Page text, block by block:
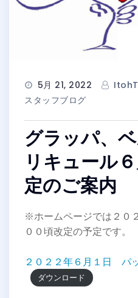
5月 21, 2022
スタッフブログ
グラッパ、ベ
リキュール
定のご案内
※ホームページでは２０
００頃改定の予定です。
２０２２年６月１日 パ
ダウンロード